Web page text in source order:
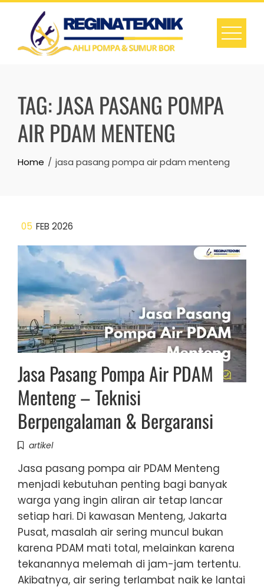
Skip
content
TAG:JASA PASANG POMPA
AIR PDAM MENTENG
Home jasa pasang pompa air pdam menteng
05 FEB 2026
Jasa Pasang Pompa Air PDAM
Menteng – Teknisi
Berpengalaman & Bergaransi
artikel
Jasa pasang pompa air PDAM Menteng
menjadi kebutuhan penting bagi banyak
warga yang ingin aliran air tetap lancar
setiap hari. Di kawasan Menteng, Jakarta
Pusat, masalah air sering muncul bukan
karena PDAM mati total, melainkan karena
tekanannya melemah di jam-jam tertentu.
Akibatnya, air sering terlambat naik ke lantai